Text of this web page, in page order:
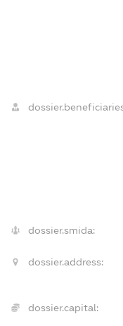
dossier.smida:
dossier.address:
dossier.capital: